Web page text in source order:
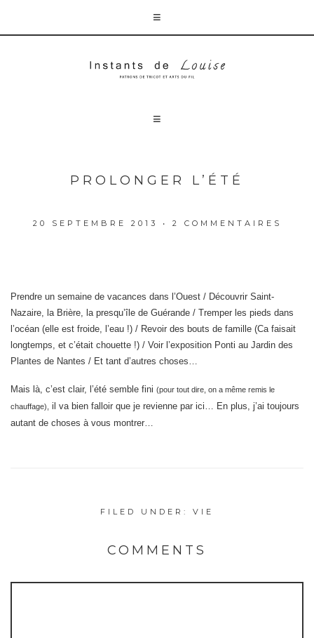
PROLONGER L’ÉTÉ
20 SEPTEMBRE 2013 • 2 COMMENTAIRES
Prendre un semaine de vacances dans l’Ouest / Découvrir Saint-
Nazaire, la Brière, la presqu’île de Guérande / Tremper les pieds dans
l’océan (elle est froide, l’eau !) / Revoir des bouts de famille (Ca faisait
longtemps, et c’était chouette !) / Voir l’exposition Ponti au Jardin des
Plantes de Nantes / Et tant d’autres choses…
Mais là, c’est clair, l’été semble fini (pour tout dire, on a même remis le
chauffage),
il va bien falloir que je revienne par ici… En plus, j’ai toujours
autant de choses à vous montrer…
FILED UNDER: VIE
COMMENTS